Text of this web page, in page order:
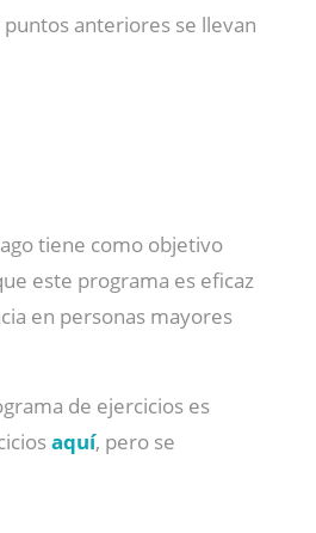
anteriores se llevan
tiene como objetivo
este programa es eficaz
en personas mayores
de ejercicios es
aquí, pero se